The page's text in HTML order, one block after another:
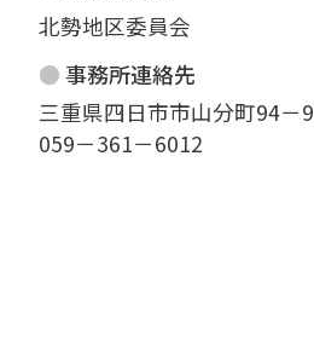
北勢地区委員会
事務所連絡先
三重県四日市市山分町94－9
059－361－6012